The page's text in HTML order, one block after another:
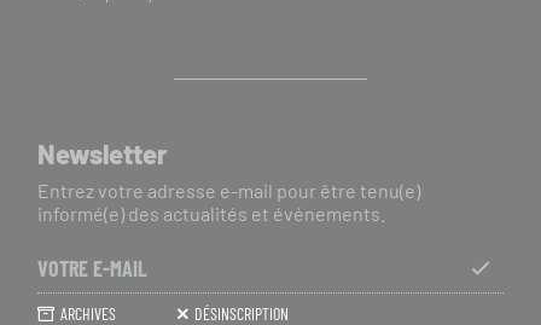
Newsletter
Entrez votre adresse e-mail pour être tenu(e)
informé(e) des actualités et événements.
Votre
mailARCHIVES DÉSINSCRIPTION